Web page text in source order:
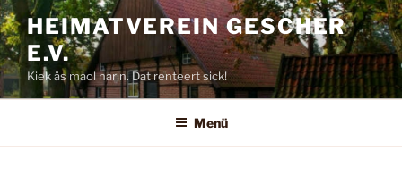
Zum
Inhalt
springen
HEIMATVEREIN GESCHER
E.V.
Kiek äs maol harin. Dat renteert sick!
Menü